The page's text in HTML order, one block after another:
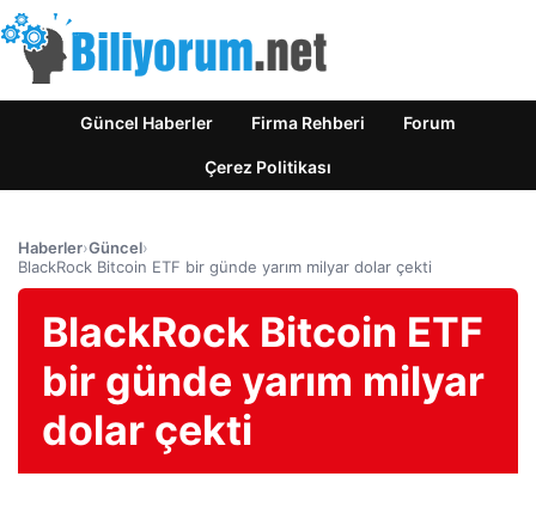
Güncel Haberler Firma Rehberi Forum
Çerez Politikası
Haberler›Güncel›
BlackRock Bitcoin ETF bir günde yarım milyar dolar çekti
BlackRock Bitcoin ETF
bir günde yarım milyar
dolar çekti